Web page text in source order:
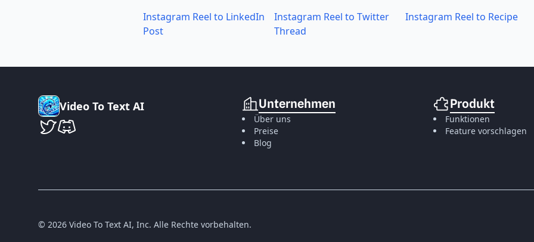
Instagram Reel to LinkedIn
Post
Instagram Reel to Twitter
Thread
Instagram Reel to Recipe
Video To Text AI
VideoToTextAI auf Twitter
VideoToTextAI auf Discord
Unternehmen
Über uns
Preise
Blog
Produkt
Funktionen
Feature vorschlagen
© 2026 Video To Text AI, Inc. Alle Rechte vorbehalten.